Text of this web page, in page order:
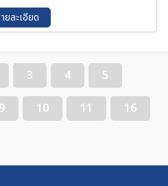
16 ต.ค. 69 - 19 ต.ค. 69
19 ต.ค. 69 - 22 ต.ค. 69
31 ต.ค. 69 - 03 พ.ย. 69
02 พ.ย. 69 - 05 พ.ย. 69
05 พ.ย. 69 - 08 พ.ย. 69
08 พ.ย. 69 - 11 พ.ย. 69
ยละเอียด
3 4
5
9 10 11
16